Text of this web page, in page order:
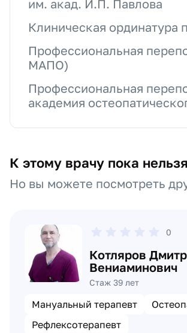
им. акад. И.П. Павлова
Клиническая
Профессиональная
МАПО)
Профессиональная
академия
К этому врачу пока
Но вы можете посмотреть
0
Котляров
Вениаминович
Стаж 39 лет
Мануальный терапевт
Рефлексотерапевт